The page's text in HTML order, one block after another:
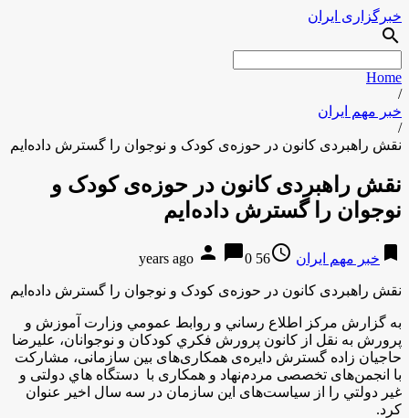
خبرگزاری ایران
search
Home
/
خبر مهم ایران
/
نقش راهبردی کانون در حوزه‌ی کودک و نوجوان را گسترش داده‌ایم
نقش راهبردی کانون در حوزه‌ی کودک و
نوجوان را گسترش داده‌ایم
bookmark خبر مهم ایران access_time
56 years ago
person chat_bubble0
نقش راهبردی کانون در حوزه‌ی کودک و نوجوان را گسترش داده‌ایم
به گزارش مركز اطلاع رساني و روابط عمومي وزارت آموزش و
پرورش به نقل از كانون پرورش فكري كودكان و نوجوانان، عليرضا
حاجيان زاده گسترش دایره‌ی همکاری‌های بین ‌سازمانی، مشارکت
با انجمن‌های تخصصی مردم‌نهاد و همکاری با دستگاه هاي دولتی و
غير دولتي را از سیاست‌های این سازمان در سه سال اخیر عنوان
کرد.